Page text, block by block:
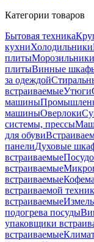
Категории товаров
Бытовая техника
кухниХолодильники
плитыМорозильники
плитыВинные
за одеждой
встраиваемыеУтюги
машины
машиныОверлоки
системы, прессы
для обуви
панелиДуховые
встраиваемые
встраиваемые
встраиваемые
встраиваемой
встраиваемые
подогрева посуды
упаковщики
встраиваемые